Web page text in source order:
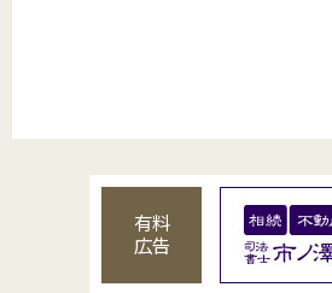
有料
広告